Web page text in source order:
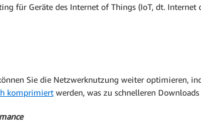
für Geräte des Internet of Things (IoT, dt. Internet
Sie die Netzwerknutzung weiter optimieren,
komprimiert werden, was zu schnelleren